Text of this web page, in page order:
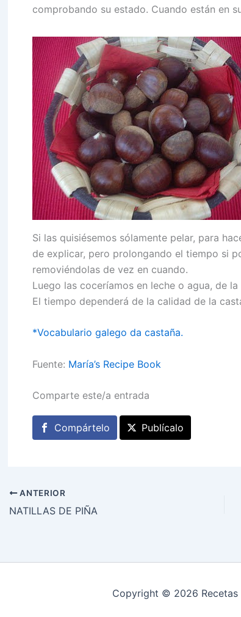
comprobando su estado. Cuando están en
Si las quisiésemos sólamente pelar, para
de explicar, pero prolongando el tiempo si
removiéndolas de vez en cuando.
Luego las coceríamos en leche o agua, de
El tiempo dependerá de la calidad de la
*Vocabulario galego da castaña.
Fuente: María’s Recipe Book
Comparte este/a entrada
Compártelo Publícalo
ANTERIOR
NATILLAS DE PIÑA
Copyright © 2026 Recetas